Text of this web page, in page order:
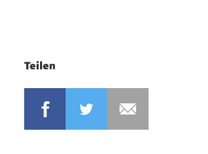
Teilen